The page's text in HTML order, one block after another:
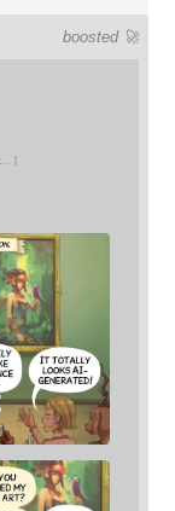
boosted 🚀